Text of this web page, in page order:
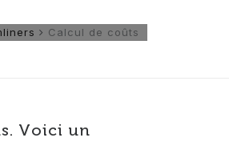
Calcul de coûts
Voici un